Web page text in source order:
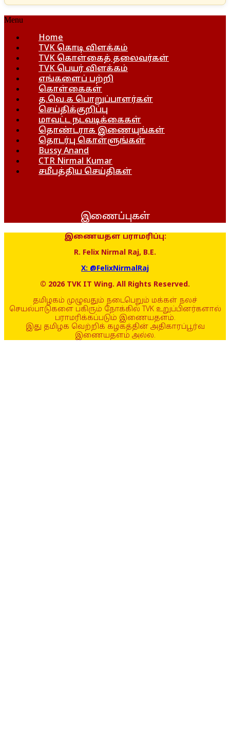
Facebook
X WhatsApp
ThreadsTelegram
Share
Menu
Home
TVK கொடி விளக்கம்
TVK கொள்கைத் தலைவர்கள்
TVK பெயர் விளக்கம்
எங்களைப் பற்றி
கொள்கைகள்
த.வெ.க பொறுப்பாளர்கள்
செய்திக்குறிப்பு
மாவட்ட நடவடிக்கைகள்
தொண்டராக இணையுங்கள்
தொடர்பு கொள்ளுங்கள்
Bussy Anand
CTR Nirmal Kumar
சமீபத்திய செய்திகள்
இணைப்புகள்
இணையதள பராமரிப்பு:
R. Felix Nirmal Raj, B.E.
X: @FelixNirmalRaj
© 2026 TVK IT Wing. All Rights Reserved.
தமிழகம் முழுவதும் நடைபெறும் மக்கள் நலச்
செயல்பாடுகளை பகிரும் நோக்கில் TVK உறுப்பினர்களால்
பராமரிக்கப்படும் இணையதளம்.
இது தமிழக வெற்றிக் கழகத்தின் அதிகாரப்பூர்வ
இணையதளம் அல்ல.